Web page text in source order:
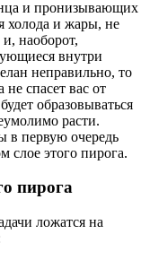
и пронизывающих
холода и жары, не
наоборот,
внутри
неправильно, то
не спасет вас от
образовываться
расти.
в первую очередь
слое этого пирога.
пирога
ложатся на